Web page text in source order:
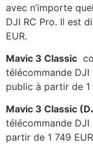
avec n’importe
DJI RC Pro. Il est
EUR.
Mavic 3 Classic
télécommande DJI
public à partir de 1
Mavic 3 Classic
télécommande
partir de 1 749